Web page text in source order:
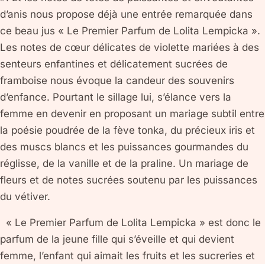
d’anis nous propose déjà une entrée remarquée dans
ce beau jus « Le Premier Parfum de Lolita Lempicka ».
Les notes de cœur délicates de violette mariées à des
senteurs enfantines et délicatement sucrées de
framboise nous évoque la candeur des souvenirs
d’enfance. Pourtant le sillage lui, s’élance vers la
femme en devenir en proposant un mariage subtil entre
la poésie poudrée de la fève tonka, du précieux iris et
des muscs blancs et les puissances gourmandes du
réglisse, de la vanille et de la praline. Un mariage de
fleurs et de notes sucrées soutenu par les puissances
du vétiver.
« Le Premier Parfum de Lolita Lempicka » est donc le
parfum de la jeune fille qui s’éveille et qui devient
femme, l’enfant qui aimait les fruits et les sucreries et